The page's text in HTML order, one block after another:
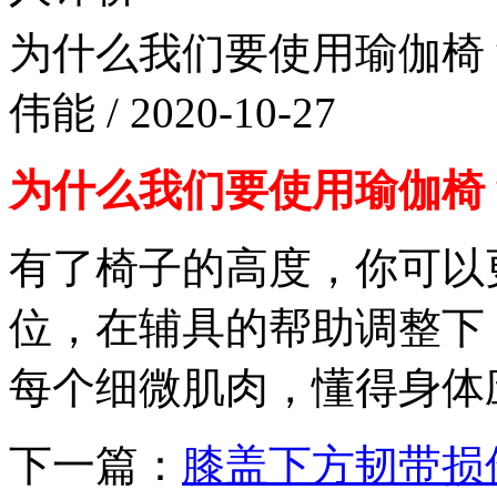
为什么我们要使用瑜伽椅
伟能 / 2020-10-27
为什么我们要使用瑜伽椅
有了椅子的高度，你可
位，在辅具的帮助调整
每个细微肌肉，懂得身
下一篇： 膝盖下方韧带